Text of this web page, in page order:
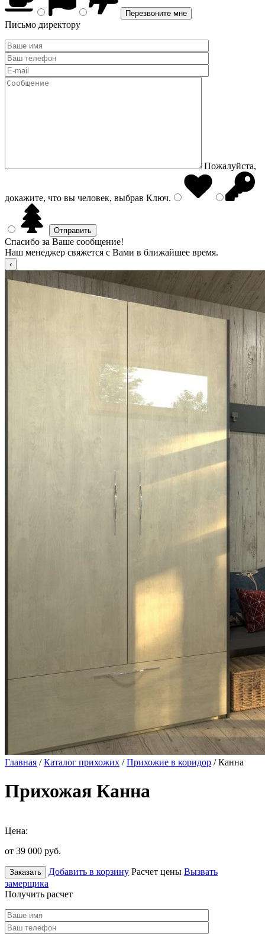
Письмо директору
Пожалуйста,
докажите, что вы человек, выбрав Ключ.
Спасибо за Ваше сообщение!
Наш менеджер свяжется с Вами в ближайшее время.
Главная /Каталог прихожих /Прихожие в коридор / Канна
Прихожая Канна
Цена:
от 39 000 руб.
Заказать Добавить в корзину Расчет цены Вызвать
замерщика
Получить расчет